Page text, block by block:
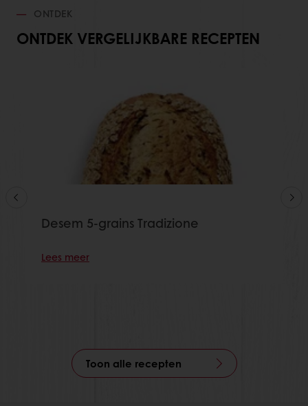
ONTDEK
ONTDEK VERGELIJKBARE RECEPTEN
Desem 5-grains Tradizione
Lees meer
Toon alle recepten